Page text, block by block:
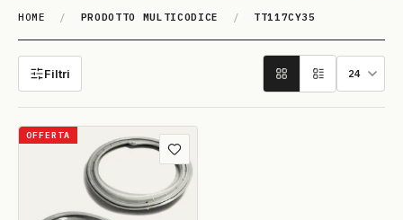
HOME / PRODOTTO MULTICODICE / TT117CY35
TT117CY35
Filtri
OFFERTA
Aggiungi ai preferiti